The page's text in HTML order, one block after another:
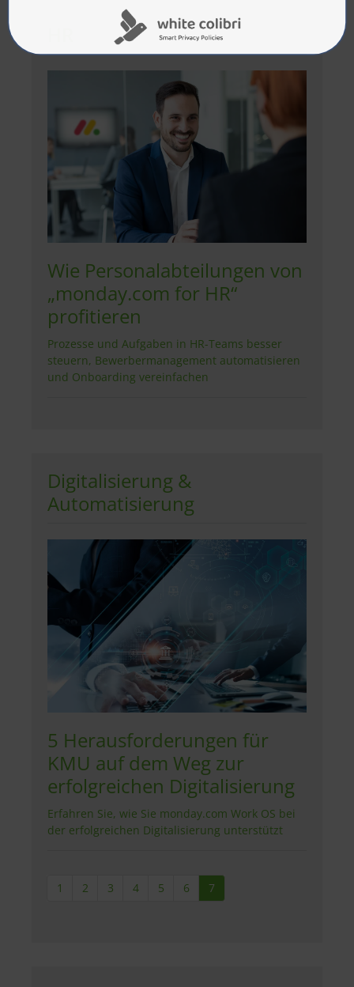
Wie Personalabteilungen von
„monday.com for HR“
profitieren
Prozesse und Aufgaben in HR-Teams besser
steuern, Bewerbermanagement automatisieren
und Onboarding vereinfachen
Digitalisierung &
Automatisierung
5 Herausforderungen für
KMU auf dem Weg zur
erfolgreichen Digitalisierung
Erfahren Sie, wie Sie monday.com Work OS bei
der erfolgreichen Digitalisierung unterstützt
1 2 3 4 5 6 7